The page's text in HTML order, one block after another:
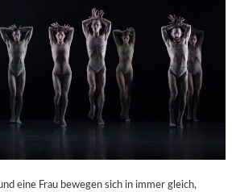
eine Frau bewegen sich in immer gleich,